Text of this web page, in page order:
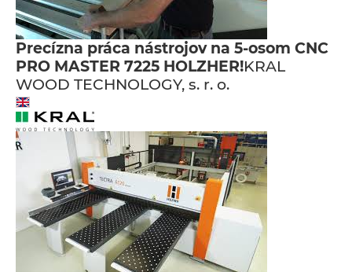
Precízna práca nástrojov na 5-osom CNC
PRO MASTER 7225 HOLZHER!KRAL
WOOD TECHNOLOGY, s. r. o.